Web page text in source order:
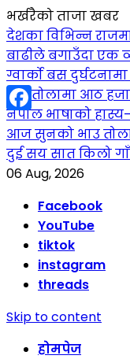
भर्खरैको ताजा खबर
देशका विभिन्न
बाढीले बगाउँदा एक
ग्वार्को बस
सुन तोलामा आठ
नेपाल भाषाको
आज सुनको भाउ
दुई सय सात किलो
06 Aug, 2026
Facebook
YouTube
tiktok
instagram
threads
Skip to content
होमपेज
Facebook